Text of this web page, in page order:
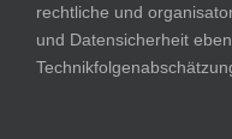
rechtliche und
und Datensicherheit